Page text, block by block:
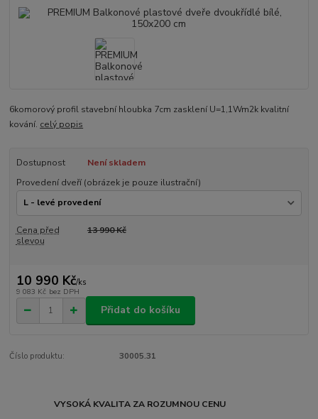
6komorový profil stavební hloubka 7cm zasklení U=1,1Wm2k kvalitní
kování. celý popis
Dostupnost
Není skladem
Provedení dveří (obrázek je pouze ilustrační)
Cena před
slevou
13 990 Kč
10 990 Kč/ks
9 083 Kč bez DPH
Přidat do košíku
Číslo produktu: 30005.31
VYSOKÁ KVALITA ZA ROZUMNOU CENU